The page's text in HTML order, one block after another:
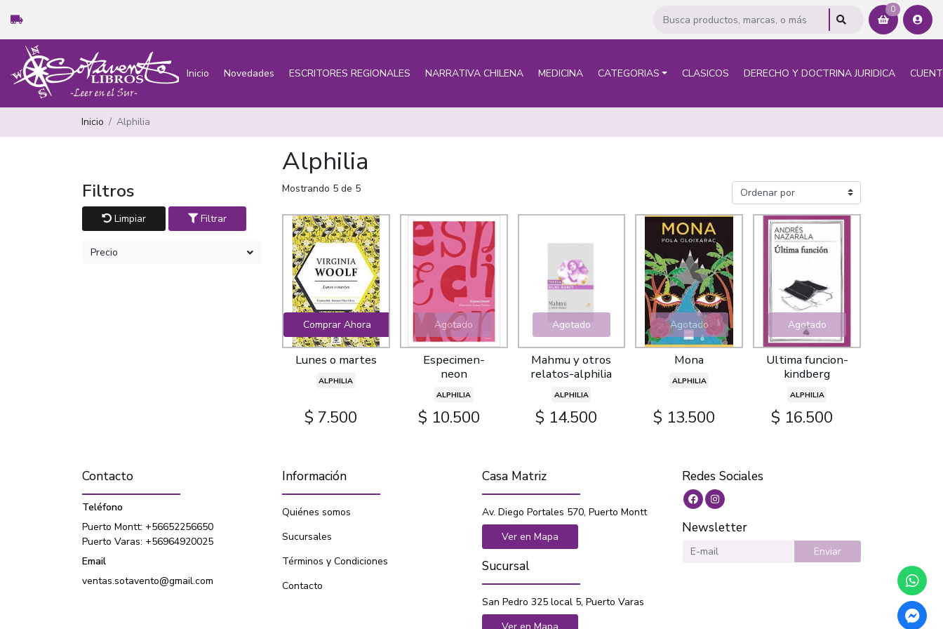
0
Inicio Novedades ESCRITORES REGIONALES NARRATIVA CHILENA MEDICINA CATEGORIAS CLASICOS DERECHO Y DOCTRINA JURIDICA
Inicio Alphilia
Alphilia
Filtros
Limpiar Filtrar
Precio
Mostrando 5 de 5
Comprar Ahora
Lunes o martes
ALPHILIA
$ 7.500
Agotado
Especimen-
neon
ALPHILIA
$ 10.500
Agotado
Mahmu y otros
relatos-alphilia
ALPHILIA
$ 14.500
Agotado
Mona
ALPHILIA
$ 13.500
Agotado
Ultima funcion-
kindberg
ALPHILIA
$ 16.500
Contacto
Teléfono
Puerto Montt: +56652256650
Puerto Varas: +56964920025
Email
ventas.sotavento@gmail.com
Información
Quiénes somos
Sucursales
Términos y Condiciones
Contacto
Casa Matriz
Av. Diego Portales 570, Puerto Montt
Ver en Mapa
Sucursal
San Pedro 325 local 5, Puerto Varas
Ver en Mapa
Redes Sociales
Newsletter
Enviar